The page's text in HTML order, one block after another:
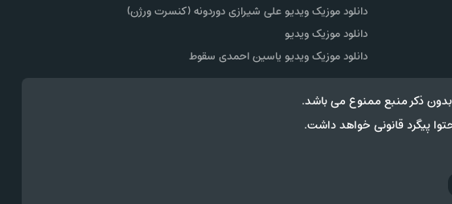
دانلود موزیک ویدیو علی شیرازی دوردونه (کنسرت ورژن)
دانلود موزیک ویدیو
دانلود موزیک ویدیو یاسین احمدی سقوط
ذکر منبع ممنوع می باشد.